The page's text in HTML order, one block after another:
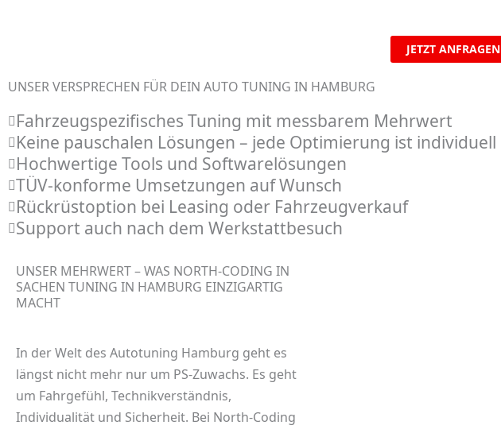
JETZT ANFRAGEN
UNSER VERSPRECHEN FÜR DEIN AUTO TUNING IN HAMBURG
Fahrzeugspezifisches Tuning mit messbarem Mehrwert
Keine pauschalen Lösungen – jede Optimierung ist individuell
Hochwertige Tools und Softwarelösungen
TÜV-konforme Umsetzungen auf Wunsch
Rückrüstoption bei Leasing oder Fahrzeugverkauf
Support auch nach dem Werkstattbesuch
UNSER MEHRWERT – WAS NORTH-CODING IN
SACHEN TUNING IN HAMBURG EINZIGARTIG
MACHT
In der Welt des Autotuning Hamburg geht es
längst nicht mehr nur um PS-Zuwachs. Es geht
um Fahrgefühl, Technikverständnis,
Individualität und Sicherheit. Bei North-Coding